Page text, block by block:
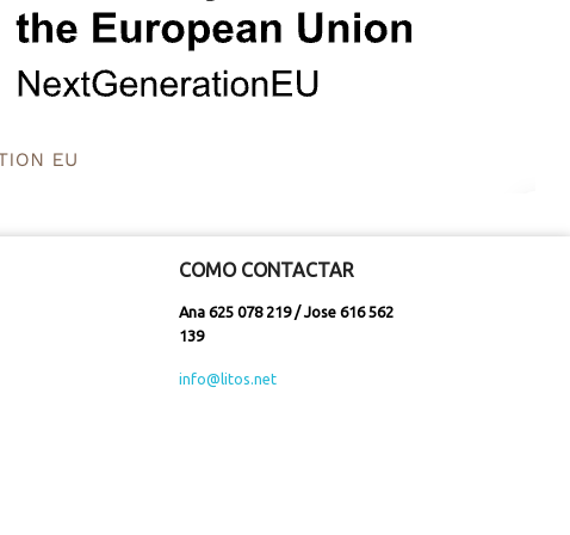
COMO CONTACTAR
Ana 625 078 219 / Jose 616 562
139
info@litos.net